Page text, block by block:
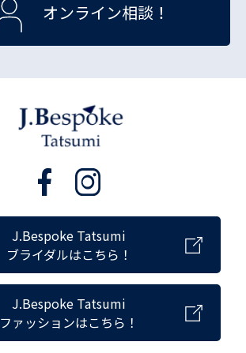
オンライン相談！
J.Bespoke Tatsumi
ブライダルはこちら！
J.Bespoke Tatsumi
ファッションはこちら！